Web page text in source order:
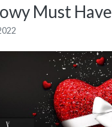
Must Have